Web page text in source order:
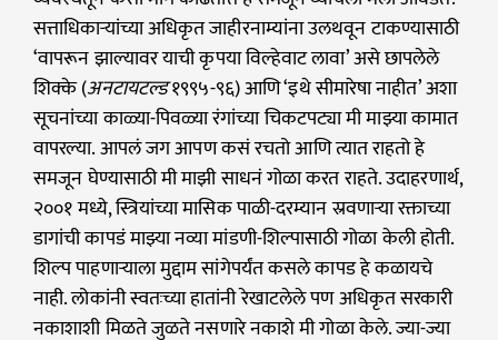
सत्ताधिकाऱ्यांच्या अधिकृत जाहीरनाम्यांना उलथवून टाकण्यासाठी
‘वापरून झाल्यावर याची कृपया विल्हेवाट लावा’ असे छापलेले
शिक्के (अनटायटल्ड१९९५-९६) आणि ‘इथे सीमारेषा नाहीत’ अशा
सूचनांच्या काळ्या-पिवळ्या रंगांच्या चिकटपट्या मी माझ्या कामात
वापरल्या. आपलं जग आपण कसं रचतो आणि त्यात राहतो हे
समजून घेण्यासाठी मी माझी साधनं गोळा करत राहते. उदाहरणार्थ,
२००१ मध्ये, स्त्रियांच्या मासिक पाळी-दरम्यान स्रवणाऱ्या रक्ताच्या
डागांची कापडं माझ्या नव्या मांडणी-शिल्पासाठी गोळा केली होती.
शिल्प पाहणाऱ्याला मुद्दाम सांगेपर्यंत कसले कापड हे कळायचे
नाही. लोकांनी स्वतःच्या हातांनी रेखाटलेले पण अधिकृत सरकारी
नकाशाशी मिळते जुळते नसणारे नकाशे मी गोळा केले. ज्या-ज्या